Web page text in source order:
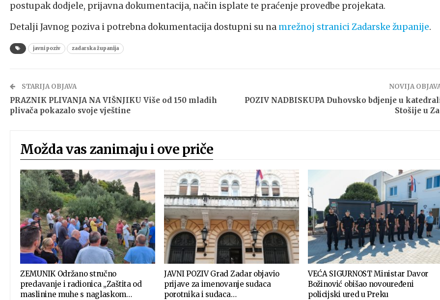
postupak dodjele, prijavna dokumentacija, način isplate te praćenje provedbe projekata.
Detalji Javnog poziva i potrebna dokumentacija dostupni su na mrežnoj stranici Zadarske županije.
javni poziv zadarska županija
STARIJA OBJAVA
PRAZNIK PLIVANJA NA VIŠNJIKU Više od 150 mladih
plivača pokazalo svoje vještine
NOVIJA
POZIV NADBISKUPA Duhovsko bdjenje u
Stošije u
Možda vas zanimaju i ove priče
ZEMUNIK Održano stručno
predavanje i radionica „Zaštita od
maslinine muhe s naglaskom…
JAVNI POZIV Grad Zadar objavio
prijave za imenovanje sudaca
porotnika i sudaca…
VEĆA SIGURNOST Ministar Davor
Božinović obišao novouređeni
policijski ured u Preku